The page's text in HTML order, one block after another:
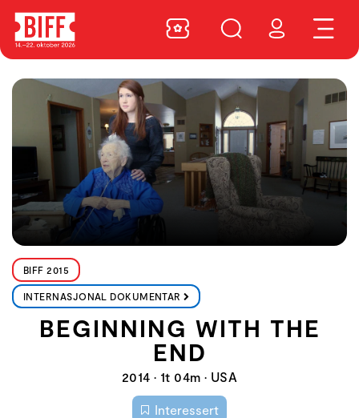
BIFF 2015
INTERNASJONAL DOKUMENTAR
BEGINNING WITH THE
END
2014 • 1t 04m • USA
Interessert